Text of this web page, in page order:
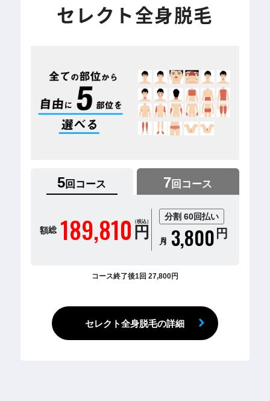
セレクト全身脱毛
5回コース 7回コース
189,810 （税込）
円
分割 60回払い
3,800 円
コース終了後1回 27,800円
セレクト全身脱毛の詳細